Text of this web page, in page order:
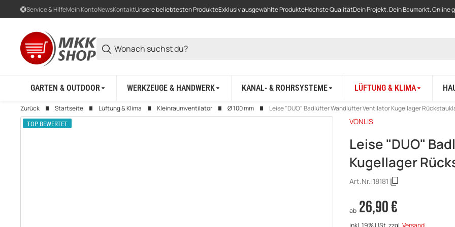
Service & HilfeMein KontoNewsKontaktUnsere beliebtesten ProdukteExklusiv ausgewählte ProdukteHöchste QualitätDein Projekt. Dein Baumarkt. Online
GARTEN & OUTDOOR WERKZEUGE & HANDWERK KANAL- & ROHRSYSTEME LÜFTUNG & KLIMA
Zurück Startseite Lüftung & Klima Kleinraumventilator Ø 100 mm Leise "DUO" Badlüfter Wandlüfter Ventilator Kugellager
TOP BEWERTET VONLIS
Leise "DUO"
Kugellager
Art.Nr.:18181
ab 26,90 €
inkl. 19% USt.zzgl.Versand